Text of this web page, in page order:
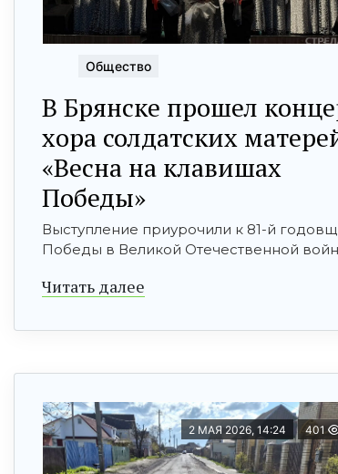
Общество
В Брянске прошел
хора солдатских
«Весна на клавишах
Победы»
Выступление приурочили к 81-й
Победы в Великой Отечественной
Читать далее
2 МАЯ 2026, 14:24 401